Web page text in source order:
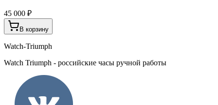
45 000 ₽
В корзину
Watch-Triumph
Watch Triumph - российские часы ручной работы